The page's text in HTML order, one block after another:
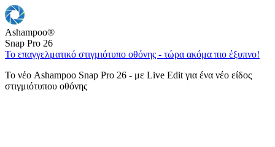
Ashampoo®
Snap Pro 26
Το επαγγελματικό στιγμιότυπο οθόνης - τώρα ακόμα πιο έξυπνο!
Το νέο Ashampoo Snap Pro 26 - με Live Edit για ένα νέο είδος
στιγμιότυπου οθόνης